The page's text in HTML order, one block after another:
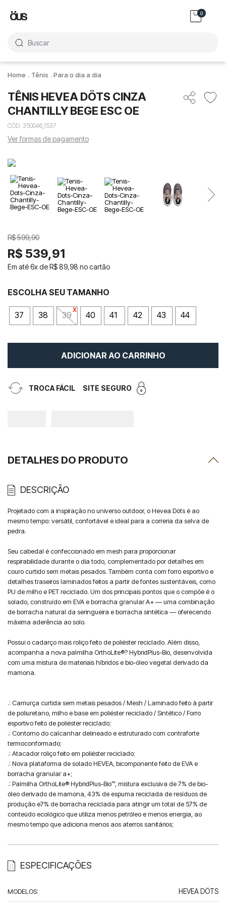
0
Tênis Para o dia a dia
TÊNIS HEVEA DÖTS CINZA
CHANTILLY BEGE ESC OE
CÓD: 350046_1537
Ver formas de pagamento
R$599,90
R$ 539,91
Em até6x deR$89,98 no cartão
37 38 39 40 41 42 43 44
ADICIONAR AO CARRINHO
TROCA FÁCIL SITE SEGURO
DETALHES DO PRODUTO
DESCRIÇÃO
Projetado com a inspiração no universo outdoor, o Hevea Döts é ao
mesmo tempo: versátil, confortável e ideal para a correria da selva de
pedra.
Seu cabedal é confeccionado em mesh para proporcionar
respirabilidade durante o dia todo, complementado por detalhes em
couro curtido sem metais pesados. Também conta com forro esportivo e
detalhes traseiros laminados feitos a partir de fontes sustentáveis, como
PU de milho e PET reciclado. Um dos principais pontos que o compõe é o
solado, construído em EVA e borracha granular A+ — uma combinação
de borracha natural da seringueira e borracha sintética — oferecendo
máxima aderência ao solo.
Possui o cadarço mais roliço feito de poliéster reciclado. Além disso,
acompanha a nova palmilha OrthoLite®? HybridPlus-Bio, desenvolvida
com uma mistura de materiais híbridos e bio-óleo vegetal derivado da
mamona.
.: Camurça curtida sem metais pesados / Mesh / Laminado feito à partir
de poliuretano, milho e base em poliéster reciclado / Sintético / Forro
esportivo feito de poliéster reciclado;
.: Contorno do calcanhar delineado e estruturado com contraforte
termoconformado;
.: Atacador roliço feito em poliéster reciclado;
.: Nova plataforma de solado HEVEA, bicomponente feito de EVA e
borracha granular a+;
.: Palmilha OrthoLite® HybridPlus-Bio™, mistura exclusiva de 7% de bio-
óleo derivado de mamona, 43% de espuma reciclada de resíduos de
produção e7% de borracha reciclada para atingir um total de 57% de
conteúdo ecológico que utiliza menos petróleo e menos energia, ao
mesmo tempo que adiciona menos aos aterros sanitários;
ESPECIFICAÇÕES
MODELOS: HEVEA DÖTS